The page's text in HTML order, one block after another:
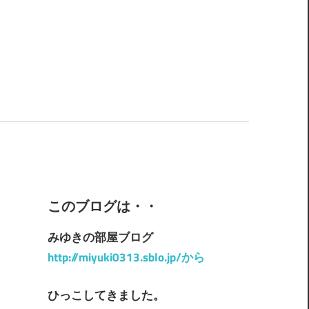
このブログは・・
みゆきの部屋ブログ
http://miyuki0313.sblo.jp/から
ひっこしてきました。